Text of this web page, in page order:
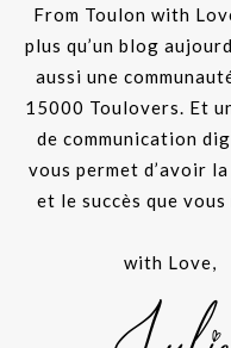
From Toulon with
plus qu’un blog
aussi une
15000 Toulovers. Et
de communication
vous permet d’avoir
et le succès que
with Love,